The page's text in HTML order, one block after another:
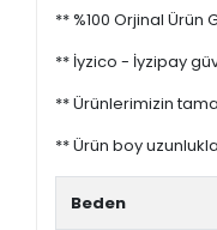
** %100 Orjinal Ürün
** İyzico - İyzipay
** Ürünlerimizin
** Ürün boy
Beden